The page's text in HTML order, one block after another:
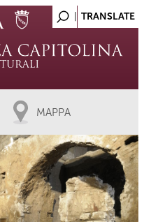
MAPPA